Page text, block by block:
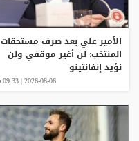
الأمير علي بعد صرف مستحقات
المنتخب: لن أغير موقفي ولن
نؤيد إنفانتينو
2026-08-06 | 09:33 م